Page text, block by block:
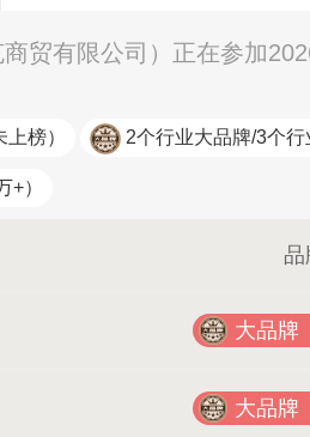
贸有限公司）正在参加
上榜） 2个行业大品牌/3个
+）
品
大品牌
大品牌